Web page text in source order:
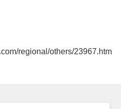
regional/others/23967.htm